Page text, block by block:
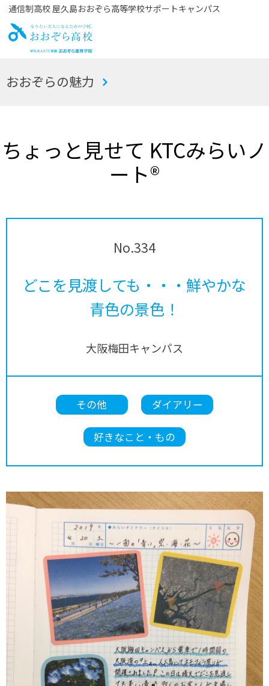
通信制高校 屋久島おおぞら高等学校サポートキャンパス
お
おおぞらの魅力
ちょっと見せて KTCみらいノ
ート®
No.334
どこを見渡しても・・・鮮やかな
青色の景色！
大阪梅田キャンパス
その他 ダイアリー
好きなこと・もの